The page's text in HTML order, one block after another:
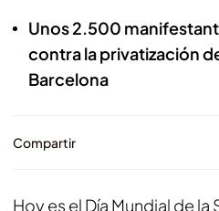
Unos 2.500
contra la privatización
Barcelona
Compartir
Hoy es el Día Mundial de